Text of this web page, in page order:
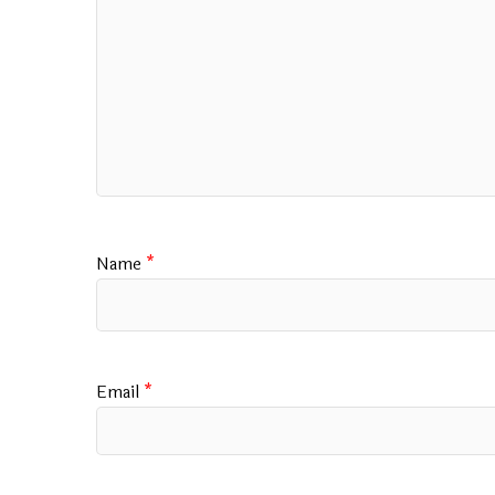
Name *
Email *